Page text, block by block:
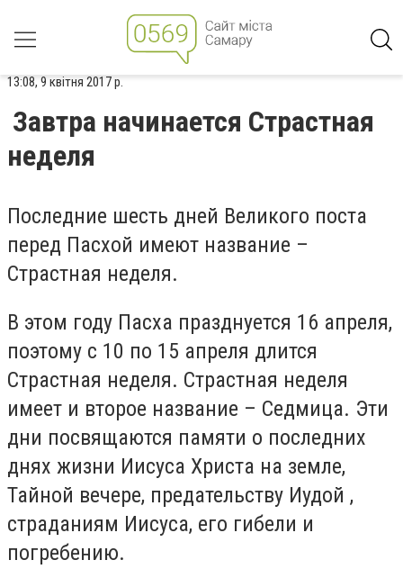
13:08, 9 квітня 2017 р.
Завтра начинается Страстная
неделя
Последние шесть дней Великого поста
перед Пасхой имеют название –
Страстная неделя.
В этом году Пасха празднуется 16 апреля,
поэтому с 10 по 15 апреля длится
Страстная неделя. Страстная неделя
имеет и второе название – Седмица. Эти
дни посвящаются памяти о последних
днях жизни Иисуса Христа на земле,
Тайной вечере, предательству Иудой ,
страданиям Иисуса, его гибели и
погребению.